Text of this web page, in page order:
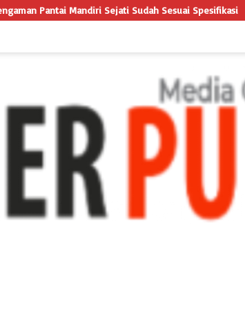
Sesuai Spesifikasi LSM TRIGA NUSANTARA